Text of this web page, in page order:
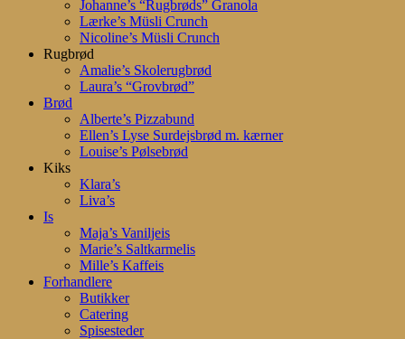
Johanne’s “Rugbrøds” Granola
Lærke’s Müsli Crunch
Nicoline’s Müsli Crunch
Rugbrød
Amalie’s Skolerugbrød
Laura’s “Grovbrød”
Brød
Alberte’s Pizzabund
Ellen’s Lyse Surdejsbrød m. kærner
Louise’s Pølsebrød
Kiks
Klara’s
Liva’s
Is
Maja’s Vaniljeis
Marie’s Saltkarmelis
Mille’s Kaffeis
Forhandlere
Butikker
Catering
Spisesteder